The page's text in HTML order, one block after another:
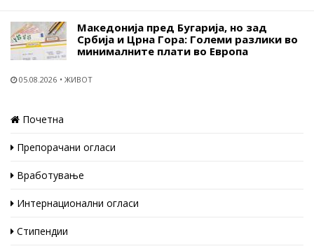
Македонија пред Бугарија, но зад
Србија и Црна Гора: Големи разлики во
минималните плати во Европа
05.08.2026 ЖИВОТ
Почетна
Препорачани огласи
Вработување
Интернационални огласи
Стипендии